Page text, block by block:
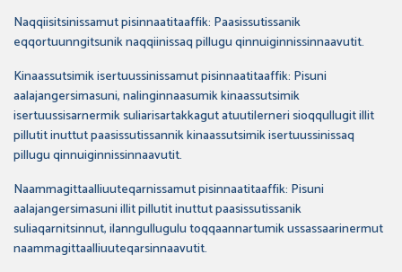
Naqqiisitsinissamut pisinnaatitaaffik: Paasissutissanik
eqqortuunngitsunik naqqiinissaq pillugu qinnuiginnissinnaavutit.
Kinaassutsimik isertuussinissamut pisinnaatitaaffik: Pisuni
aalajangersimasuni, nalinginnaasumik kinaassutsimik
isertuussisarnermik suliarisartakkagut atuutilerneri sioqqullugit illit
pillutit inuttut paasissutissannik kinaassutsimik isertuussinissaq
pillugu qinnuiginnissinnaavutit.
Naammagittaalliuuteqarnissamut pisinnaatitaaffik: Pisuni
aalajangersimasuni illit pillutit inuttut paasissutissanik
suliaqarnitsinnut, ilanngullugulu toqqaannartumik ussassaarinermut
naammagittaalliuuteqarsinnaavutit.